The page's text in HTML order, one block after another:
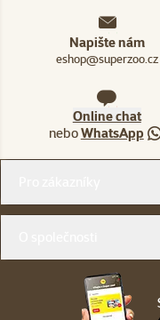
Napište nám
eshop@superzoo.cz
Online chat
neboWhatsApp